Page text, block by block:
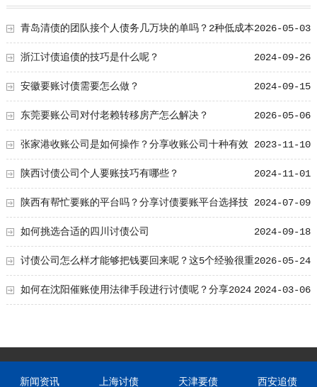
2026-05-03
青岛清债的团队接个人债务几万块的单吗？2种低成本
催收方案 2024-09-26
浙江讨债追债的技巧是什么呢？
2024-09-15
安徽要账讨债需要怎么做？
2026-05-06
东莞要账公司对付老赖转移房产怎么解决？
2023-11-10
张家港收账公司是如何操作？分享收账公司十种有效
技巧 2024-11-01
陕西讨债公司个人要账技巧有哪些？
2024-07-09
陕西有帮忙要账的平台吗？分享讨债要账平台选择技
巧！ 2024-09-18
如何挑选合适的四川讨债公司
2026-05-24
讨债公司怎么样才能够把钱要回来呢？这5个经验很重
要！ 2024-03-06
如何在沈阳催账使用法律手段进行讨债呢？分享2024
新闻资讯 上海讨债 天津要债 西安追债